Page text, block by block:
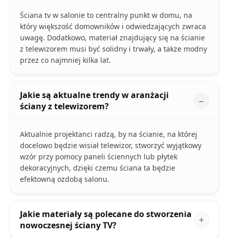
Ściana tv w salonie to centralny punkt w domu, na
który większość domowników i odwiedzających zwraca
uwagę. Dodatkowo, materiał znajdujący się na ścianie
z telewizorem musi być solidny i trwały, a także modny
przez co najmniej kilka lat.
Jakie są aktualne trendy w aranżacji
ściany z telewizorem?
Aktualnie projektanci radzą, by na ścianie, na której
docelowo będzie wisiał telewizor, stworzyć wyjątkowy
wzór przy pomocy paneli ściennych lub płytek
dekoracyjnych, dzięki czemu ściana ta będzie
efektowną ozdobą salonu.
Jakie materiały są polecane do stworzenia
nowoczesnej ściany TV?